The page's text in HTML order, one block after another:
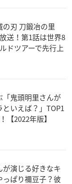
刃 刀鍛冶の里
送！第1話は世界8
ドツアーで先行上
「鬼頭明里さんが
いえば？」TOP1
【2022年版】
が演じる好きなキ
っぱり禰󠄀豆子？彼